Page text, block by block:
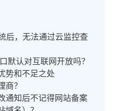
后，无法通过云监控查
默认对互联网开放吗？
势和不足之处
商？
通知后不记得网站备案